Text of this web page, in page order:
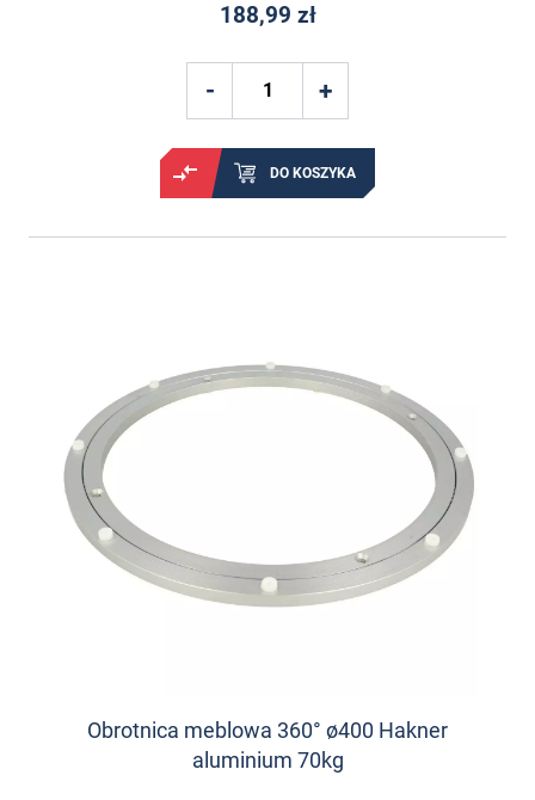
188,99 zł
DO KOSZYKA
Obrotnica meblowa 360° ø400 Hakner
aluminium 70kg